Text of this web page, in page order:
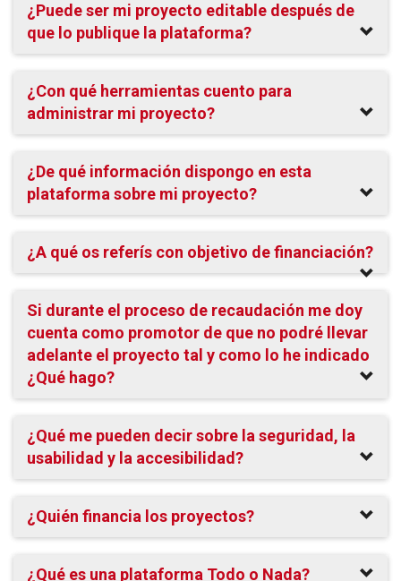
¿Puede ser mi proyecto editable después de
que lo publique la plataforma?
¿Con qué herramientas cuento para
administrar mi proyecto?
¿De qué información dispongo en esta
plataforma sobre mi proyecto?
¿A qué os referís con objetivo de financiación?
Si durante el proceso de recaudación me doy
cuenta como promotor de que no podré llevar
adelante el proyecto tal y como lo he indicado
¿Qué hago?
¿Qué me pueden decir sobre la seguridad, la
usabilidad y la accesibilidad?
¿Quién financia los proyectos?
¿Qué es una plataforma Todo o Nada?